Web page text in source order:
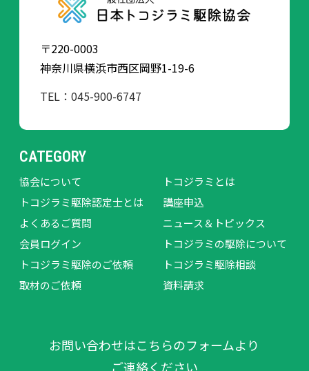
〒220-0003
神奈川県横浜市西区岡野1-19-6
TEL：045-900-6747
CATEGORY
協会について
トコジラミとは
トコジラミ駆除認定士とは
講座申込
よくあるご質問
ニュース＆トピックス
会員ログイン
トコジラミの駆除について
トコジラミ駆除のご依頼
トコジラミ駆除相談
取材のご依頼
資料請求
お問い合わせはこちらのフォームより
ご連絡ください